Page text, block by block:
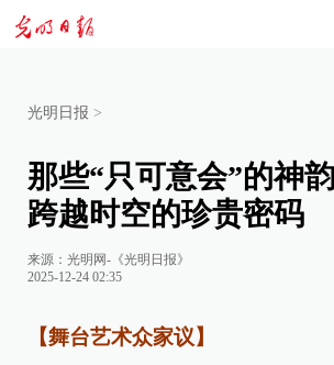
光明日报 >
那些“只可意会”的神
跨越时空的珍贵密码
来源： 光明网-《光明日报》
2025-12-24 02:35
【舞台艺术众家议】